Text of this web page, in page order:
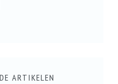
ARTIKELEN